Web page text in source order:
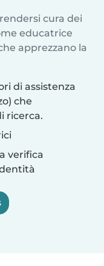
cura dei
educatrice
apprezzano la
di assistenza
che
ricerca.
verifica